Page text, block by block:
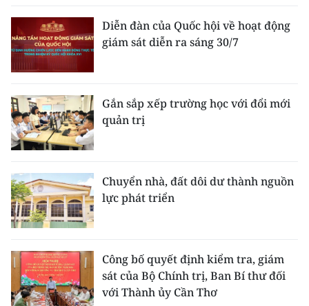
Video
Media Chính trị
Media Văn hóa
Media Xã hội
Media Pháp luật
Media Du lịch
Media Thể thao
Media Giáo dục
Diễn đàn của Quốc hội về hoạt động
giám sát diễn ra sáng 30/7
Gắn sắp xếp trường học với đổi mới
quản trị
Chuyển nhà, đất dôi dư thành nguồn
lực phát triển
Công bố quyết định kiểm tra, giám
sát của Bộ Chính trị, Ban Bí thư đối
với Thành ủy Cần Thơ